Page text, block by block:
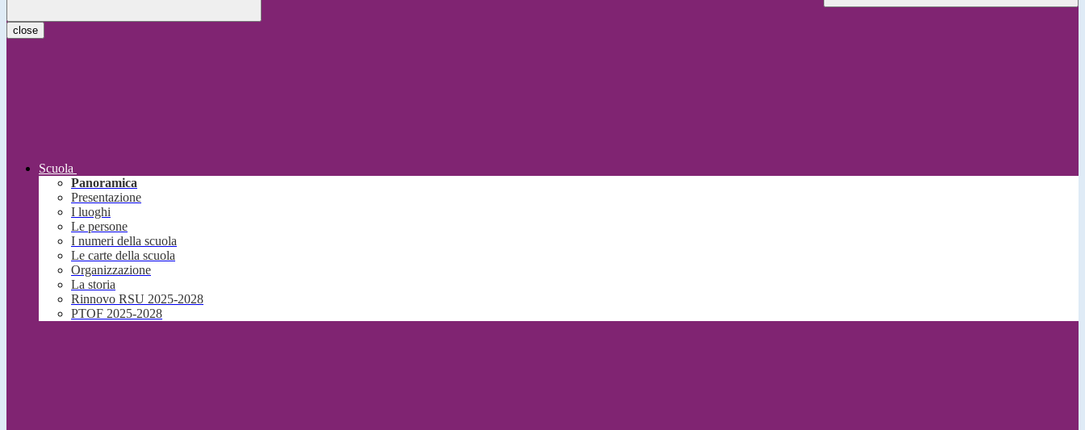
close
Scuola
Panoramica
Presentazione
I luoghi
Le persone
I numeri della scuola
Le carte della scuola
Organizzazione
La storia
Rinnovo RSU 2025-2028
PTOF 2025-2028